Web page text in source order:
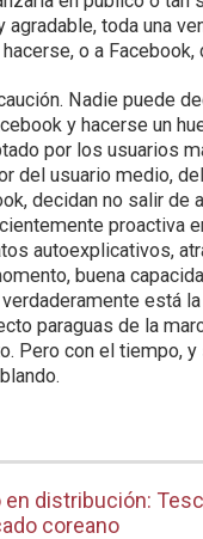
agradable, toda una
o a
Nadie puede
y hacerse un
por los usuarios
del usuario medio,
decidan no salir de
proactiva
autoexplicativos,
buena
está
paraguas de la
Pero con el tiempo,
en distribución:
coreano